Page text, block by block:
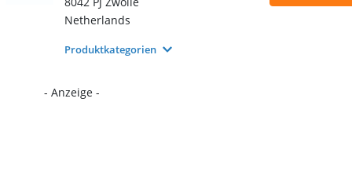
Netherlands
Produktkategorien
- Anzeige -